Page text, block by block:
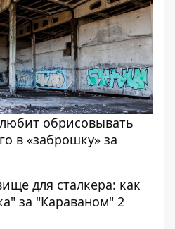
обрисовывать
в «заброшку» за